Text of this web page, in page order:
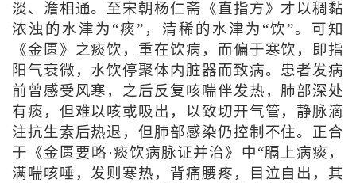
淡、澹相通。至宋朝杨仁斋《直指方》才以稠黏
浓浊的水津为“痰”，清稀的水津为“饮”。可知
《金匮》之痰饮，重在饮病，而偏于寒饮，即指
阳气衰微，水饮停聚体内脏器而致病。患者发病
前曾感受风寒，之后反复咳喘伴发热，肺部深处
有痰，但难以咳或吸出，以致切开气管，静脉滴
注抗生素后热退，但肺部感染仍控制不住。正合
于《金匮要略·痰饮病脉证并治》中“膈上病痰，
满喘咳唾，发则寒热，背痛腰疼，目泣自出，其